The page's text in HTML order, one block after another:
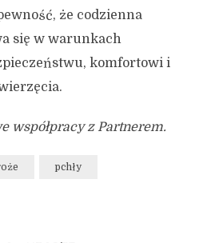
że codzienna
się w warunkach
komfortowi i
współpracy z Partnerem.
pchły